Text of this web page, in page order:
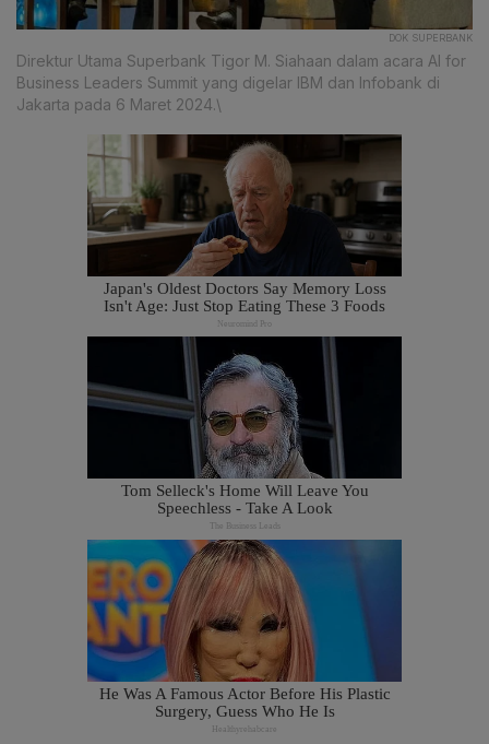
DOK SUPERBANK
Direktur Utama Superbank Tigor M. Siahaan dalam acara AI for
Business Leaders Summit yang digelar IBM dan Infobank di
Jakarta pada 6 Maret 2024.\